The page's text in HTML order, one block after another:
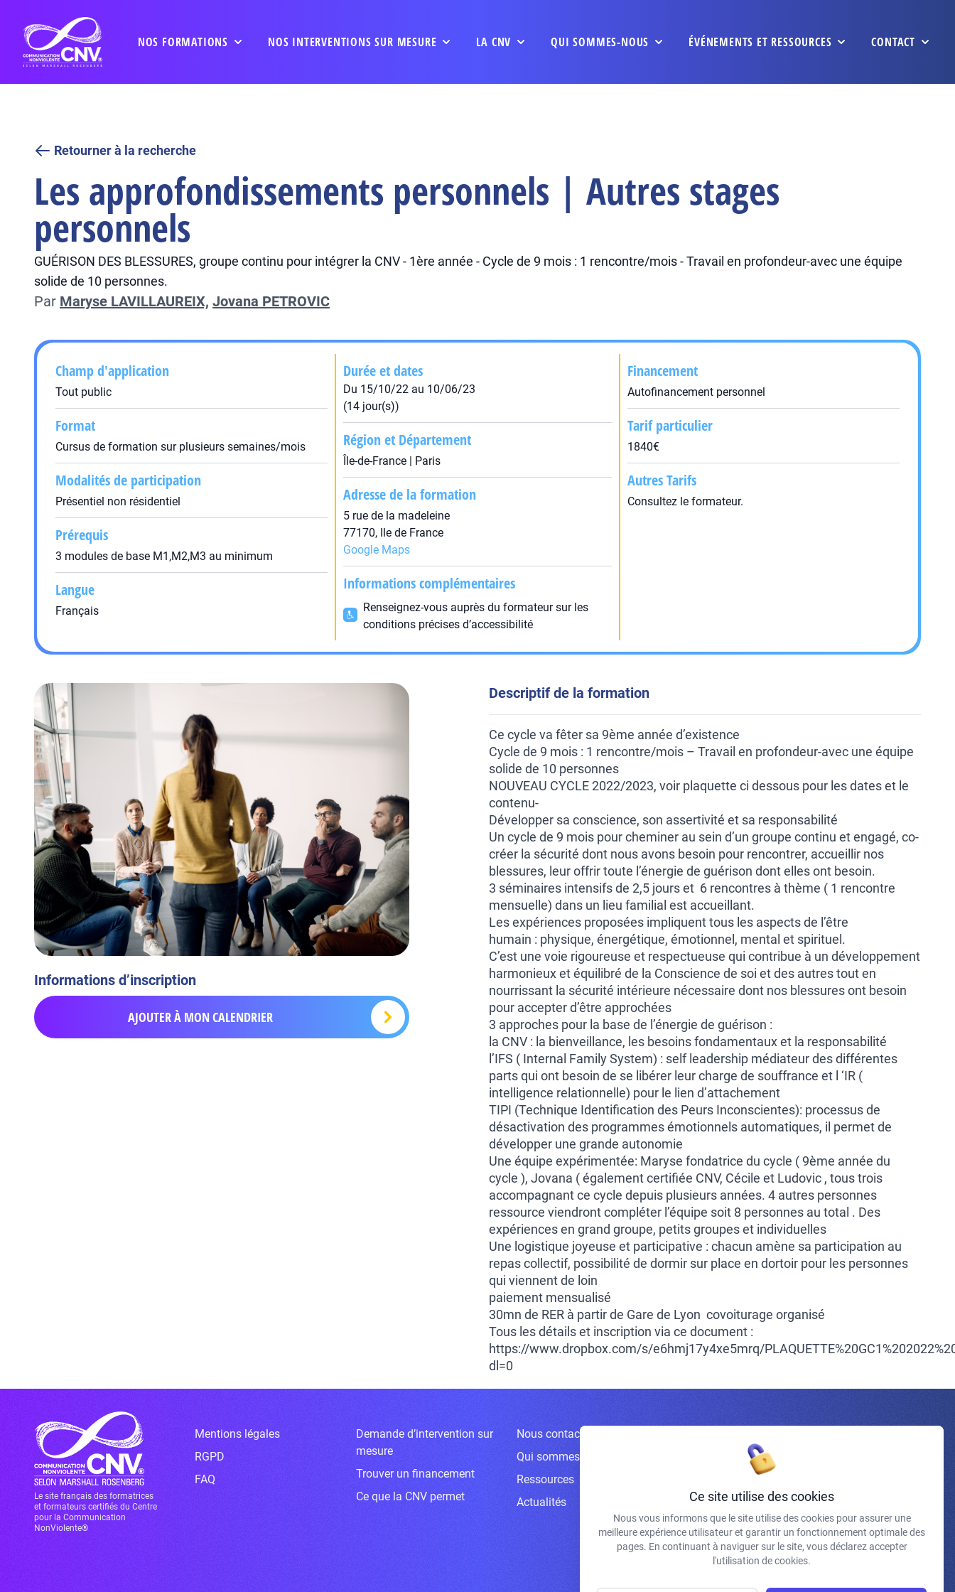
NOS FORMATIONS NOS INTERVENTIONS SUR MESURE LA CNV QUI SOMMES-NOUS ÉVÉNEMENTS ET RESSOURCES CONTACT
Retourner à la recherche
Les approfondissements personnels | Autres stages
personnels
GUÉRISON DES BLESSURES, groupe continu pour intégrer la CNV - 1ère année - Cycle de 9 mois : 1 rencontre/mois - Travail en profondeur-avec une équipe
solide de 10 personnes.
Par Maryse LAVILLAUREIX, Jovana PETROVIC
Champ d'application
Tout public
Format
Cursus de formation sur plusieurs semaines/mois
Modalités de participation
Présentiel non résidentiel
Prérequis
3 modules de base M1,M2,M3 au minimum
Langue
Français
Durée et dates
Du 15/10/22 au 10/06/23
(14 jour(s))
Région et Département
Île-de-France | Paris
Adresse de la formation
5 rue de la madeleine
77170, Ile de France
Google Maps
Informations complémentaires
Renseignez-vous auprès du formateur sur les
conditions précises d’accessibilité
Financement
Autofinancement personnel
Tarif particulier
1840€
Autres Tarifs
Consultez le formateur.
Informations d’inscription
AJOUTER À MON CALENDRIER
Descriptif de la formation
Ce cycle va fêter sa 9ème année d’existence
Cycle de 9 mois : 1 rencontre/mois – Travail en profondeur-avec une équipe
solide de 10 personnes
NOUVEAU CYCLE 2022/2023, voir plaquette ci dessous pour les dates et le
contenu-
Développer sa conscience, son assertivité et sa responsabilité
Un cycle de 9 mois pour cheminer au sein d’un groupe continu et engagé, co-
créer la sécurité dont nous avons besoin pour rencontrer, accueillir nos
blessures, leur offrir toute l’énergie de guérison dont elles ont besoin.
3 séminaires intensifs de 2,5 jours et 6 rencontres à thème ( 1 rencontre
mensuelle) dans un lieu familial est accueillant.
Les expériences proposées impliquent tous les aspects de l’être
humain : physique, énergétique, émotionnel, mental et spirituel.
C’est une voie rigoureuse et respectueuse qui contribue à un développement
harmonieux et équilibré de la Conscience de soi et des autres tout en
nourrissant la sécurité intérieure nécessaire dont nos blessures ont besoin
pour accepter d’être approchées
3 approches pour la base de l’énergie de guérison :
la CNV : la bienveillance, les besoins fondamentaux et la responsabilité
l’IFS ( Internal Family System) : self leadership médiateur des différentes
parts qui ont besoin de se libérer leur charge de souffrance et l ‘IR (
intelligence relationnelle) pour le lien d’attachement
TIPI (Technique Identification des Peurs Inconscientes): processus de
désactivation des programmes émotionnels automatiques, il permet de
développer une grande autonomie
Une équipe expérimentée: Maryse fondatrice du cycle ( 9ème année du
cycle ), Jovana ( également certifiée CNV, Cécile et Ludovic , tous trois
accompagnant ce cycle depuis plusieurs années. 4 autres personnes
ressource viendront compléter l’équipe soit 8 personnes au total . Des
expériences en grand groupe, petits groupes et individuelles
Une logistique joyeuse et participative : chacun amène sa participation au
repas collectif, possibilité de dormir sur place en dortoir pour les personnes
qui viennent de loin
paiement mensualisé
30mn de RER à partir de Gare de Lyon covoiturage organisé
Tous les détails et inscription via ce document :
https://www.dropbox.com/s/e6hmj17y4xe5mrq/
dl=0
Le site français des formatrices
et formateurs certifiés du Centre
pour la Communication
NonViolente®
Mentions légales
RGPD
FAQ
Demande d’intervention sur
mesure
Trouver un financement
Ce que la CNV permet
Nous contacter
Qui sommes-nous ?
Ressources
Actualités
J'accepte de recevoir vos e-mails et confirme avoir pris
connaissance de votre politique de confidentialité et
mentions légales.
Ce site utilise des cookies
Nous vous informons que le site utilise des cookies pour assurer une
meilleure expérience utilisateur et garantir un fonctionnement optimale des
pages. En continuant à naviguer sur le site, vous déclarez accepter
l'utilisation de cookies.